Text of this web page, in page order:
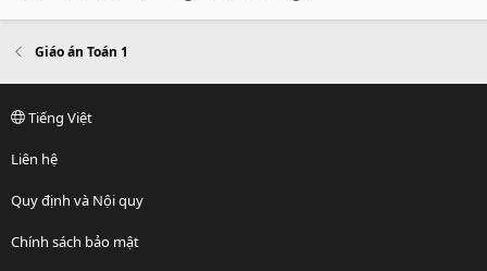
Giáo án Toán 1
Tiếng Việt
Liên hệ
Quy định và Nội quy
Chính sách bảo mật